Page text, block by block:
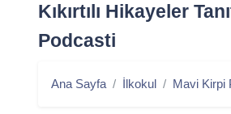
Kıkırtılı Hikayeler
Podcasti
Ana Sayfa İlkokul Mavi Kirpi